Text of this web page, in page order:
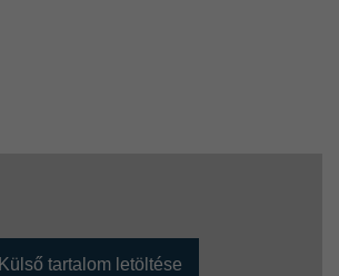
Külső tartalom letöltése